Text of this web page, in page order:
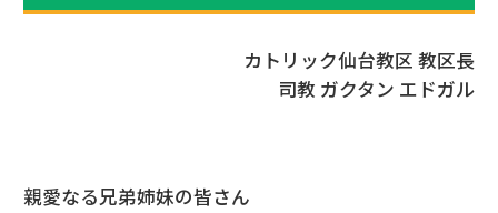
カトリック仙台教区 教区長
司教 ガクタン エドガル
親愛なる兄弟姉妹の皆さん